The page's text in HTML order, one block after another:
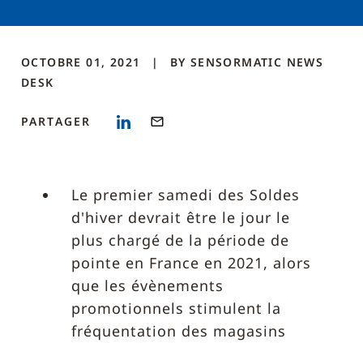
OCTOBRE 01, 2021 BY SENSORMATIC NEWS
DESK
PARTAGER
Le premier samedi des Soldes
d'hiver devrait être le jour le
plus chargé de la période de
pointe en France en 2021, alors
que les évènements
promotionnels stimulent la
fréquentation des magasins